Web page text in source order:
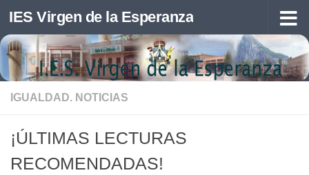
Saltar al contenido
IES Virgen de la Esperanza
IGUALDAD. NOTICIAS
¡ÚLTIMAS LECTURAS
RECOMENDADAS!